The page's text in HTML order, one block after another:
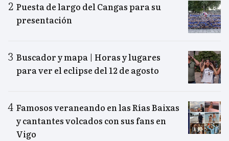
Puesta de largo del Cangas para su
presentación
Buscador y mapa | Horas y lugares
para ver el eclipse del 12 de agosto
Famosos veraneando en las Rías Baixas
y cantantes volcados con sus fans en
Vigo